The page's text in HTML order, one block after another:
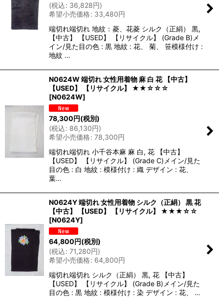
(税込: 36,828円)
希望小売価格: 33,480円
端切れ端切れ 地紋：菱、花菱 シルク（正絹） 黒,
【中古】 【USED】 【リサイクル】 (Grade B)メ
イン/見た目の色 : 黒 地紋 : 花、 菊、 笹模様付け :
地紋 …
N0624W 端切れ 女性用着物 麻 白 花 【中古】
【USED】 【リサイクル】 ★★☆☆☆
[N0624W]
78,300円(税別)
(税込: 86,130円)
希望小売価格: 78,300円
端切れ端切れ 小千谷本麻 麻 白, 花 【中古】
【USED】 【リサイクル】 (Grade C)メイン/見た
目の色 : 白 地紋 : 模様付け : 織 デザイン : 花、
葉…
N0624Y 端切れ 女性用着物 シルク（正絹） 黒 花
【中古】 【USED】 【リサイクル】 ★★★☆☆
[N0624Y]
64,800円(税別)
(税込: 71,280円)
希望小売価格: 64,800円
端切れ端切れ シルク（正絹） 黒, 花 【中古】
【USED】 【リサイクル】 (Grade B)メイン/見た
目の色 : 黒 地紋 : 模様付け : 染 デザイン : 花、 …